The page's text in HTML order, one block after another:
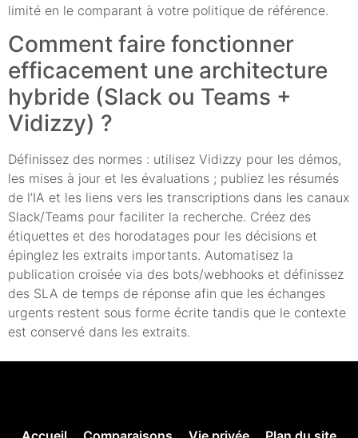
limité en le comparant à votre politique de référence.
Comment faire fonctionner
efficacement une architecture
hybride (Slack ou Teams +
Vidizzy) ?
Définissez des normes : utilisez Vidizzy pour les démos,
les mises à jour et les évaluations ; publiez les résumés
de l’IA et les liens vers les transcriptions dans les canaux
Slack/Teams pour faciliter la recherche. Créez des
étiquettes et des horodatages pour les décisions et
épinglez les extraits importants. Automatisez la
publication croisée via des bots/webhooks et définissez
des SLA de temps de réponse afin que les échanges
urgents restent sous forme écrite tandis que le contexte
est conservé dans les extraits.